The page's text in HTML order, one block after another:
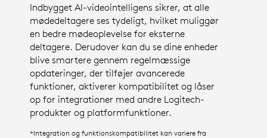
Indbygget AI-videointelligens sikrer, at alle
mødedeltagere ses tydeligt, hvilket muliggør
en bedre mødeoplevelse for eksterne
deltagere. Derudover kan du se dine enheder
blive smartere gennem regelmæssige
opdateringer, der tilføjer avancerede
funktioner, aktiverer kompatibilitet og låser
op for integrationer med andre Logitech-
produkter og platformfunktioner.
*Integration og funktionskompatibilitet kan variere fra